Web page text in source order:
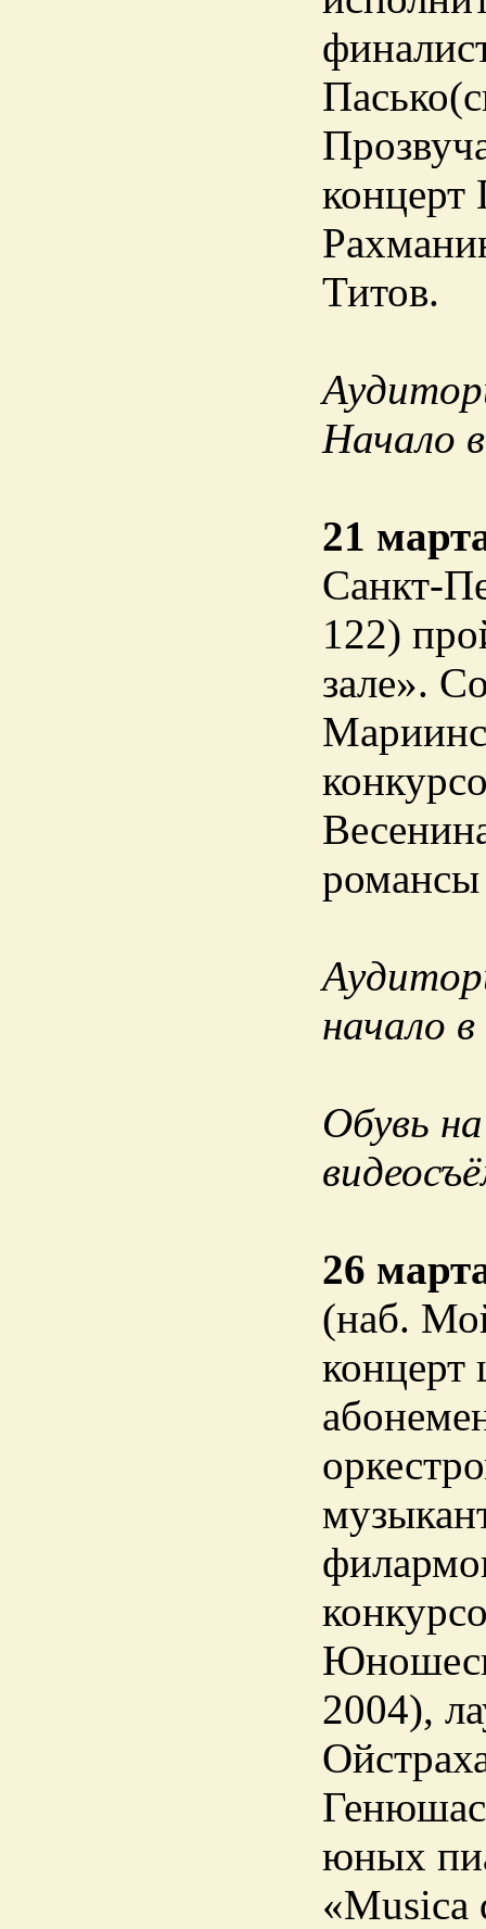
концерт
Титов.
Начало
21
Санкт-
122)
зале».
романсы
начало
Обувь
26
(наб.
концерт
2004),
юных
«Musica